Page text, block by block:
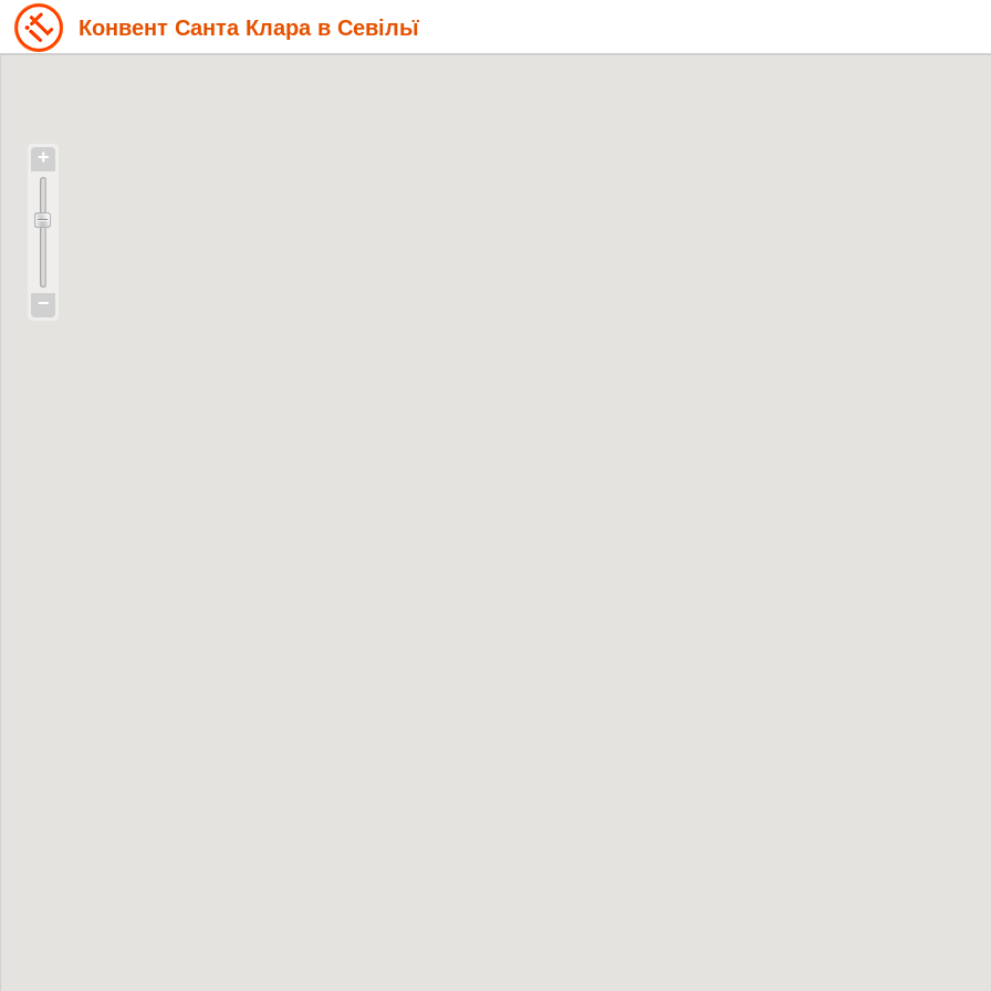
Конвент Санта Клара в Севільї
+
−